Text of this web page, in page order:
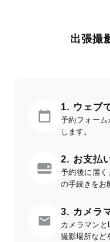
出張撮
1. ウェブ
予約フォー
します。
2. お支払
予約後に届
の手続きをお
3. カメラ
カメラマン
撮影場所など